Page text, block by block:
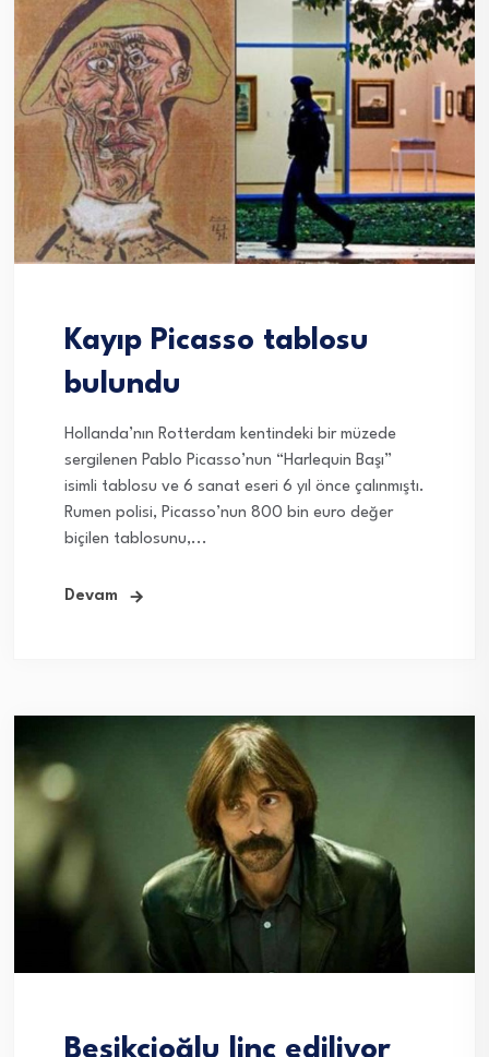
Kayıp Picasso tablosu
bulundu
Hollanda’nın Rotterdam kentindeki bir müzede
sergilenen Pablo Picasso’nun “Harlequin Başı”
isimli tablosu ve 6 sanat eseri 6 yıl önce çalınmıştı.
Rumen polisi, Picasso’nun 800 bin euro değer
biçilen tablosunu,...
Devam
Beşikçioğlu linç ediliyor